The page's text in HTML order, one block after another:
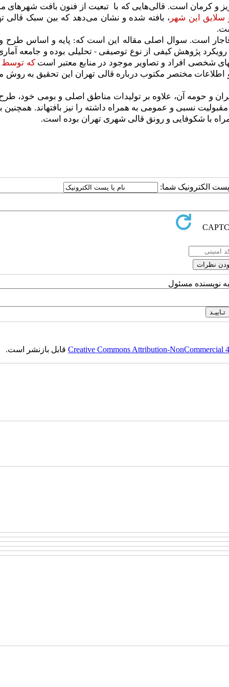
و کرمان است. قالیهایی که با تبعیت از فنون بافت شهر‌های
سلایق این شهر ، بافته شده و نشان می‌دهد که بین سبک قالی
است. سوال اصلی مقاله این است که: پایه و اساس طرح‌
رویکرد پژوهش کیفی از نوع توصیفی - تحلیلی بوده و جامعه
شخصی افراد و تصاویر موجود در منابع معتبر است که توسط
مختصر مکتوب درباره قالی تهران این تحقیق به روش
و حومه­ آن، علاوه بر تولیدات مناطق اصلی و بومی خود،
نسبی و عمومی به همراه داشته را نیز بافته­اند.
با شکوفایی و رونق قالی شهری تهران بوده است.
پست الکترونیک شما:
نویسنده مسئول
Creative Commons Attribution-NonCommercialقابل بازنشر است.